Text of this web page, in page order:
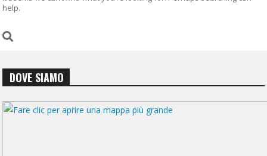
help.
DOVE SIAMO